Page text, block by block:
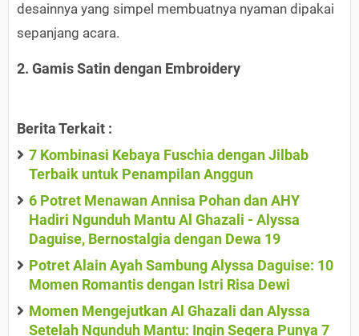
desainnya yang simpel membuatnya nyaman dipakai
sepanjang acara.
2. Gamis Satin dengan Embroidery
Berita Terkait :
7 Kombinasi Kebaya Fuschia dengan Jilbab
Terbaik untuk Penampilan Anggun
6 Potret Menawan Annisa Pohan dan AHY
Hadiri Ngunduh Mantu Al Ghazali - Alyssa
Daguise, Bernostalgia dengan Dewa 19
Potret Alain Ayah Sambung Alyssa Daguise: 10
Momen Romantis dengan Istri Risa Dewi
Momen Mengejutkan Al Ghazali dan Alyssa
Setelah Ngunduh Mantu: Ingin Segera Punya 7